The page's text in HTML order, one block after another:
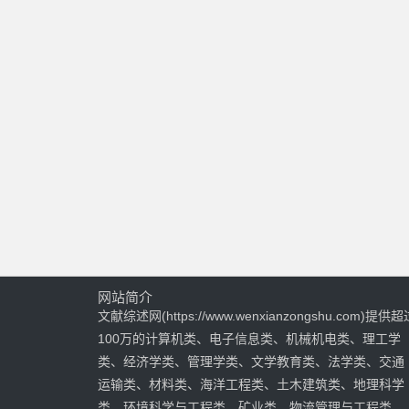
网站简介
文献综述网(https://www.wenxianzongshu.com)提供超
100万的计算机类、电子信息类、机械机电类、理工学
类、经济学类、管理学类、文学教育类、法学类、交通
运输类、材料类、海洋工程类、土木建筑类、地理科学